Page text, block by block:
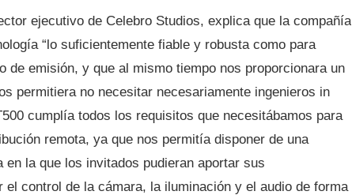
ejecutivo de Celebro Studios, explica que la compañía
“lo suficientemente fiable y robusta como para
de emisión, y que al mismo tiempo nos proporcionara un
permitiera no necesitar necesariamente ingenieros in
cumplía todos los requisitos que necesitábamos para
remota, ya que nos permitía disponer de una
en la que los invitados pudieran aportar sus
el control de la cámara, la iluminación y el audio de forma